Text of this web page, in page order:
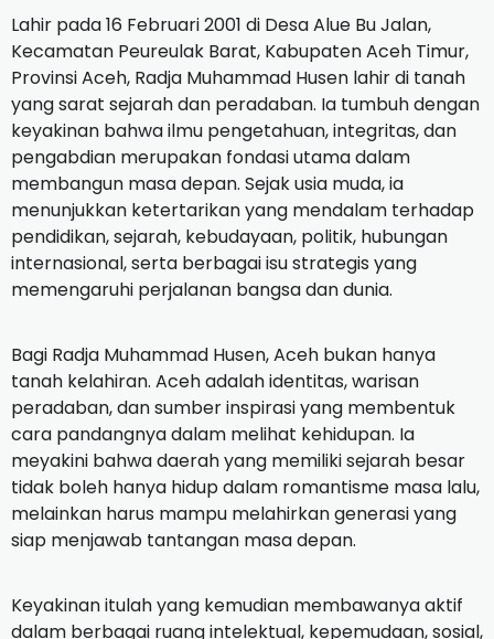
‎Lahir pada 16 Februari 2001 di Desa Alue Bu Jalan,
Kecamatan Peureulak Barat, Kabupaten Aceh Timur,
Provinsi Aceh, Radja Muhammad Husen lahir di tanah
yang sarat sejarah dan peradaban. Ia tumbuh dengan
keyakinan bahwa ilmu pengetahuan, integritas, dan
pengabdian merupakan fondasi utama dalam
membangun masa depan. Sejak usia muda, ia
menunjukkan ketertarikan yang mendalam terhadap
pendidikan, sejarah, kebudayaan, politik, hubungan
internasional, serta berbagai isu strategis yang
memengaruhi perjalanan bangsa dan dunia.
‎Bagi Radja Muhammad Husen, Aceh bukan hanya
tanah kelahiran. Aceh adalah identitas, warisan
peradaban, dan sumber inspirasi yang membentuk
cara pandangnya dalam melihat kehidupan. Ia
meyakini bahwa daerah yang memiliki sejarah besar
tidak boleh hanya hidup dalam romantisme masa lalu,
melainkan harus mampu melahirkan generasi yang
siap menjawab tantangan masa depan.
‎Keyakinan itulah yang kemudian membawanya aktif
dalam berbagai ruang intelektual, kepemudaan, sosial,